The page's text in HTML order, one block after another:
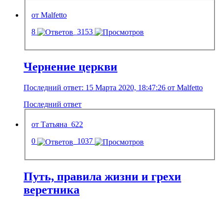
от Malfetto
8
3153
Чернение церкви
Последний ответ: 15 Марта 2020, 18:47:26 от Malfetto
Последний ответ
от Татьяна_622
0
1037
Путь, правила жизни и грехи
веретника